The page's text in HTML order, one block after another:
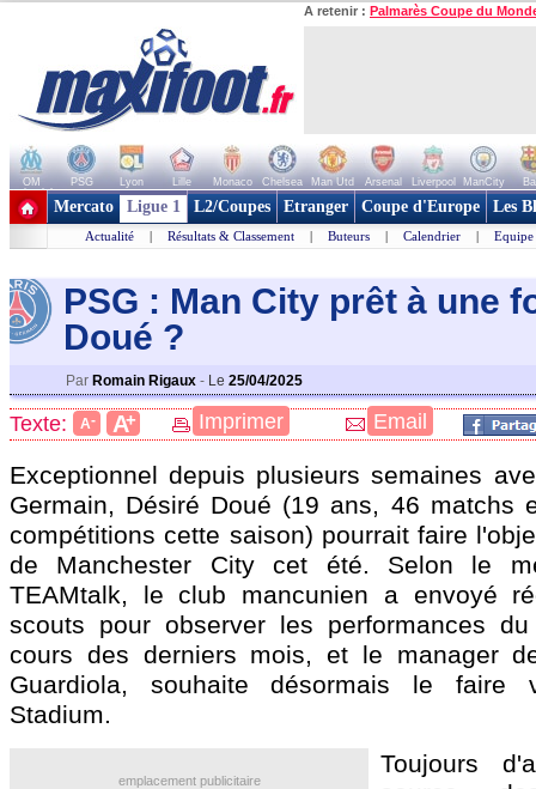
A retenir : Palmarès Coupe du
OM PSG Lyon Lille Monaco Chelsea Man Utd Arsenal Liverpool ManCity
+ de clubs
Mercato Ligue 1 L2/Coupes Etranger Coupe d'Europe Les
Actualité | Résultats & Classement | Buteurs | Calendrier | Equipe
PSG : Man City prêt à une
Doué ?
Par Romain Rigaux - Le 25/04/2025
Texte: A- A+ Imprimer Email
Exceptionnel depuis plusieurs semaines
Germain, Désiré Doué (19 ans, 46 matchs
compétitions cette saison) pourrait faire
de Manchester City cet été. Selon le
TEAMtalk, le club mancunien a envoyé
scouts pour observer les performances
cours des derniers mois, et le manager
Guardiola, souhaite désormais le faire
Stadium.
emplacement publicitaire
Toujours